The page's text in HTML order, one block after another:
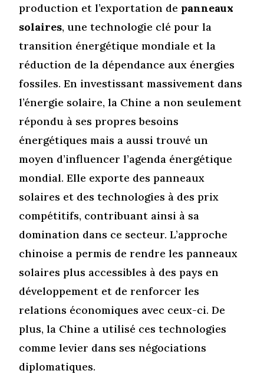
production et l’exportation de panneaux
solaires, une technologie clé pour la
transition énergétique mondiale et la
réduction de la dépendance aux énergies
fossiles. En investissant massivement dans
l’énergie solaire, la Chine a non seulement
répondu à ses propres besoins
énergétiques mais a aussi trouvé un
moyen d’influencer l’agenda énergétique
mondial. Elle exporte des panneaux
solaires et des technologies à des prix
compétitifs, contribuant ainsi à sa
domination dans ce secteur. L’approche
chinoise a permis de rendre les panneaux
solaires plus accessibles à des pays en
développement et de renforcer les
relations économiques avec ceux-ci. De
plus, la Chine a utilisé ces technologies
comme levier dans ses négociations
diplomatiques.